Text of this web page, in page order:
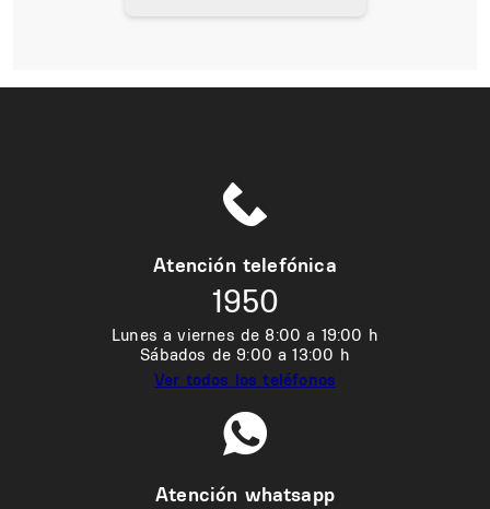
Atención telefónica
1950
Lunes a viernes de 8:00 a 19:00 h
Sábados de 9:00 a 13:00 h
Ver todos los teléfonos
Atención whatsapp